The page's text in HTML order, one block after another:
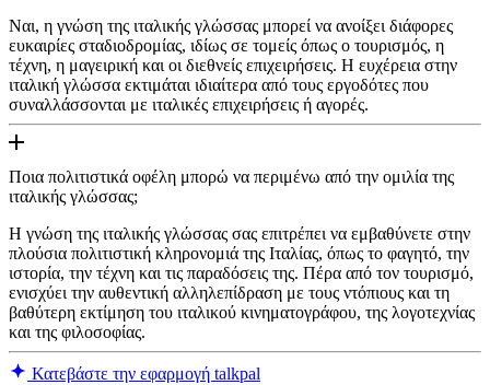
Ναι, η γνώση της ιταλικής γλώσσας μπορεί να ανοίξει διάφορες
ευκαιρίες σταδιοδρομίας, ιδίως σε τομείς όπως ο τουρισμός, η
τέχνη, η μαγειρική και οι διεθνείς επιχειρήσεις. Η ευχέρεια στην
ιταλική γλώσσα εκτιμάται ιδιαίτερα από τους εργοδότες που
συναλλάσσονται με ιταλικές επιχειρήσεις ή αγορές.
Ποια πολιτιστικά οφέλη μπορώ να περιμένω από την ομιλία της
ιταλικής γλώσσας;
Η γνώση της ιταλικής γλώσσας σας επιτρέπει να εμβαθύνετε στην
πλούσια πολιτιστική κληρονομιά της Ιταλίας, όπως το φαγητό, την
ιστορία, την τέχνη και τις παραδόσεις της. Πέρα από τον τουρισμό,
ενισχύει την αυθεντική αλληλεπίδραση με τους ντόπιους και τη
βαθύτερη εκτίμηση του ιταλικού κινηματογράφου, της λογοτεχνίας
και της φιλοσοφίας.
Κατεβάστε την εφαρμογή talkpal